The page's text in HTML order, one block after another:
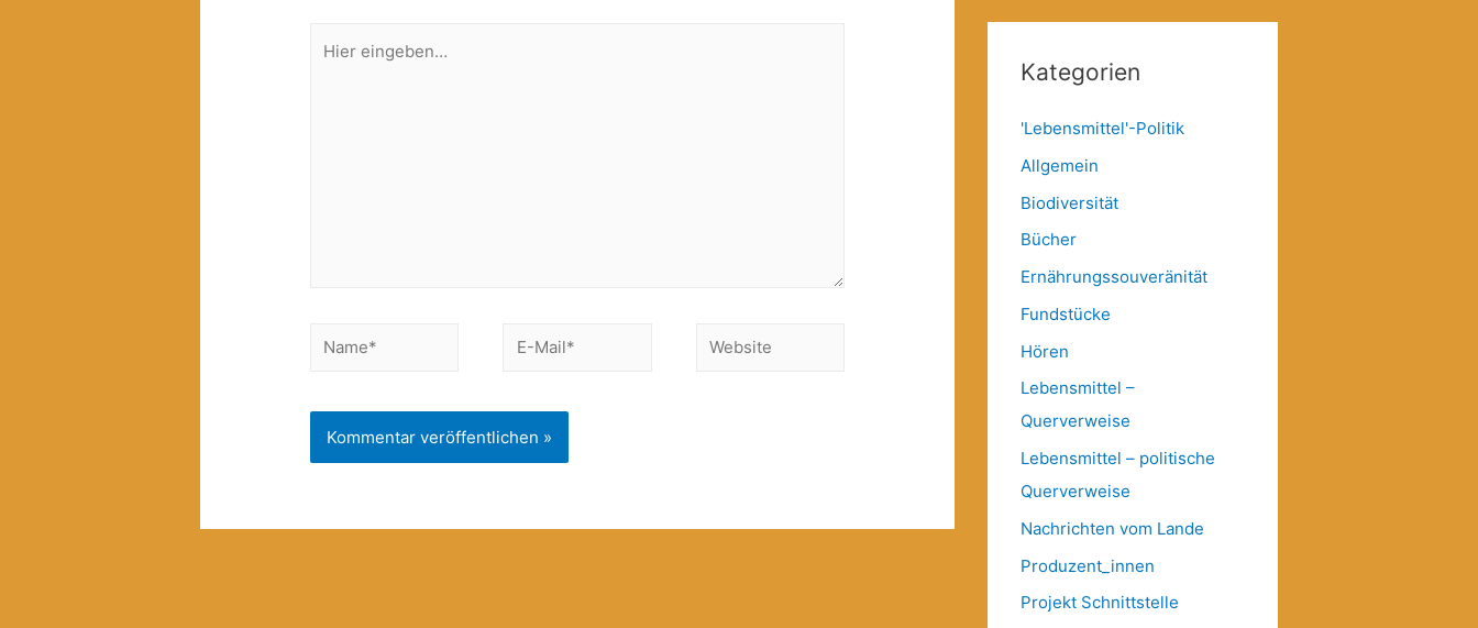
eingeben…
Name*
E-
Website
Kategorien
'Lebensmittel'-Politik
Allgemein
Biodiversität
Bücher
Ernährungssouveränität
Fundstücke
Hören
Lebensmittel –
Querverweise
Lebensmittel – politische
Querverweise
Nachrichten vom Lande
Produzent_innen
Projekt Schnittstelle